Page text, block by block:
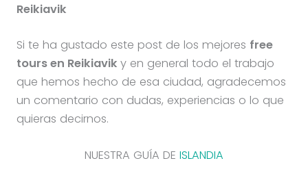
Reikiavik
Si te ha gustado este post de los mejores free
tours en Reikiavik y en general todo el trabajo
que hemos hecho de esa ciudad, agradecemos
un comentario con dudas, experiencias o lo que
quieras decirnos.
NUESTRA GUÍA DE ISLANDIA